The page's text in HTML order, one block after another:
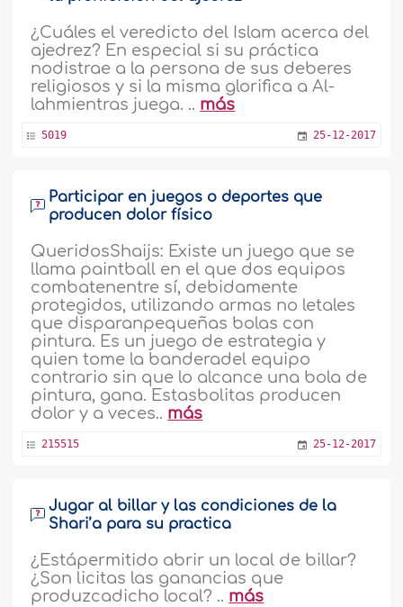
¿Cuáles el veredicto del Islam acerca del
ajedrez? En especial si su práctica
nodistrae a la persona de sus deberes
religiosos y si la misma glorifica a Al-
lahmientras juega. .. más
5019 25-12-2017
Participar en juegos o deportes que
producen dolor físico
QueridosShaijs: Existe un juego que se
llama paintball en el que dos equipos
combatenentre sí, debidamente
protegidos, utilizando armas no letales
que disparanpequeñas bolas con
pintura. Es un juego de estrategia y
quien tome la banderadel equipo
contrario sin que lo alcance una bola de
pintura, gana. Estasbolitas producen
dolor y a veces.. más
215515 25-12-2017
Jugar al billar y las condiciones de la
Shari’a para su practica
¿Estápermitido abrir un local de billar?
¿Son licitas las ganancias que
produzcadicho local? .. más